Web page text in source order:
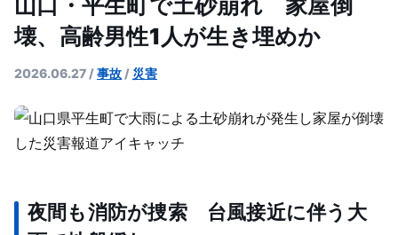
山口・平生町で土砂崩れ 家屋倒
壊、高齢男性1人が生き埋めか
2026.06.27 /事故 / 災害
夜間も消防が捜索 台風接近に伴う大